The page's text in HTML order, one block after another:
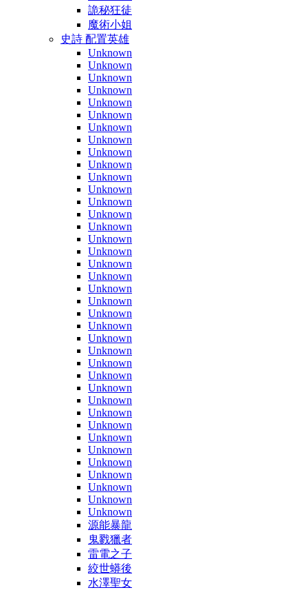
詭秘狂徒
魔術小姐
史詩 配置英雄
Unknown
Unknown
Unknown
Unknown
Unknown
Unknown
Unknown
Unknown
Unknown
Unknown
Unknown
Unknown
Unknown
Unknown
Unknown
Unknown
Unknown
Unknown
Unknown
Unknown
Unknown
Unknown
Unknown
Unknown
Unknown
Unknown
Unknown
Unknown
Unknown
Unknown
Unknown
Unknown
Unknown
Unknown
Unknown
Unknown
Unknown
Unknown
源能暴龍
鬼戮獵者
雷電之子
絞世蟒後
水澤聖女